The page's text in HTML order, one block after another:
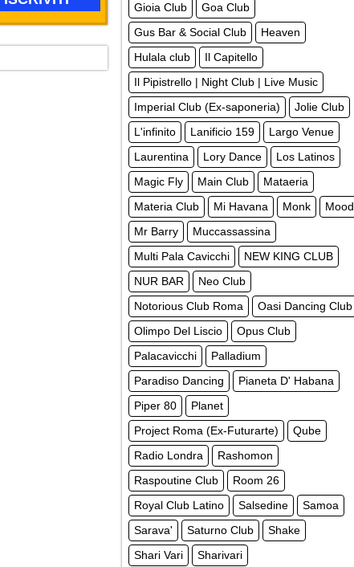
Gioia Club
Goa Club
Gus Bar & Social Club
Heaven
Hulala club
Il Capitello
Il Pipistrello | Night Club | Live Music
Imperial Club (Ex-saponeria)
Jolie Club
L'infinito
Lanificio 159
Largo Venue
Laurentina
Lory Dance
Los Latinos
Magic Fly
Main Club
Mataeria
Materia Club
Mi Havana Monk
Mood
Mr Barry
Muccassassina
Multi Pala Cavicchi
NEW KING CLUB
NUR BAR
Neo Club
Notorious Club Roma
Oasi Dancing Club
Olimpo Del Liscio
Opus Club
Palacavicchi
Palladium
Paradiso Dancing
Pianeta D' Habana
Piper 80
Planet
Project Roma (Ex-Futurarte)
Qube
Radio Londra
Rashomon
Raspoutine Club
Room 26
Royal Club Latino
Salsedine
Samoa
Sarava'
Saturno Club
Shake
Shari Vari
Sharivari